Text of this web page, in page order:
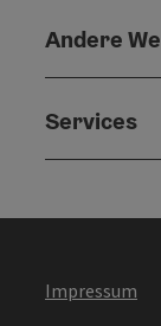
Andere
Services
Impressum